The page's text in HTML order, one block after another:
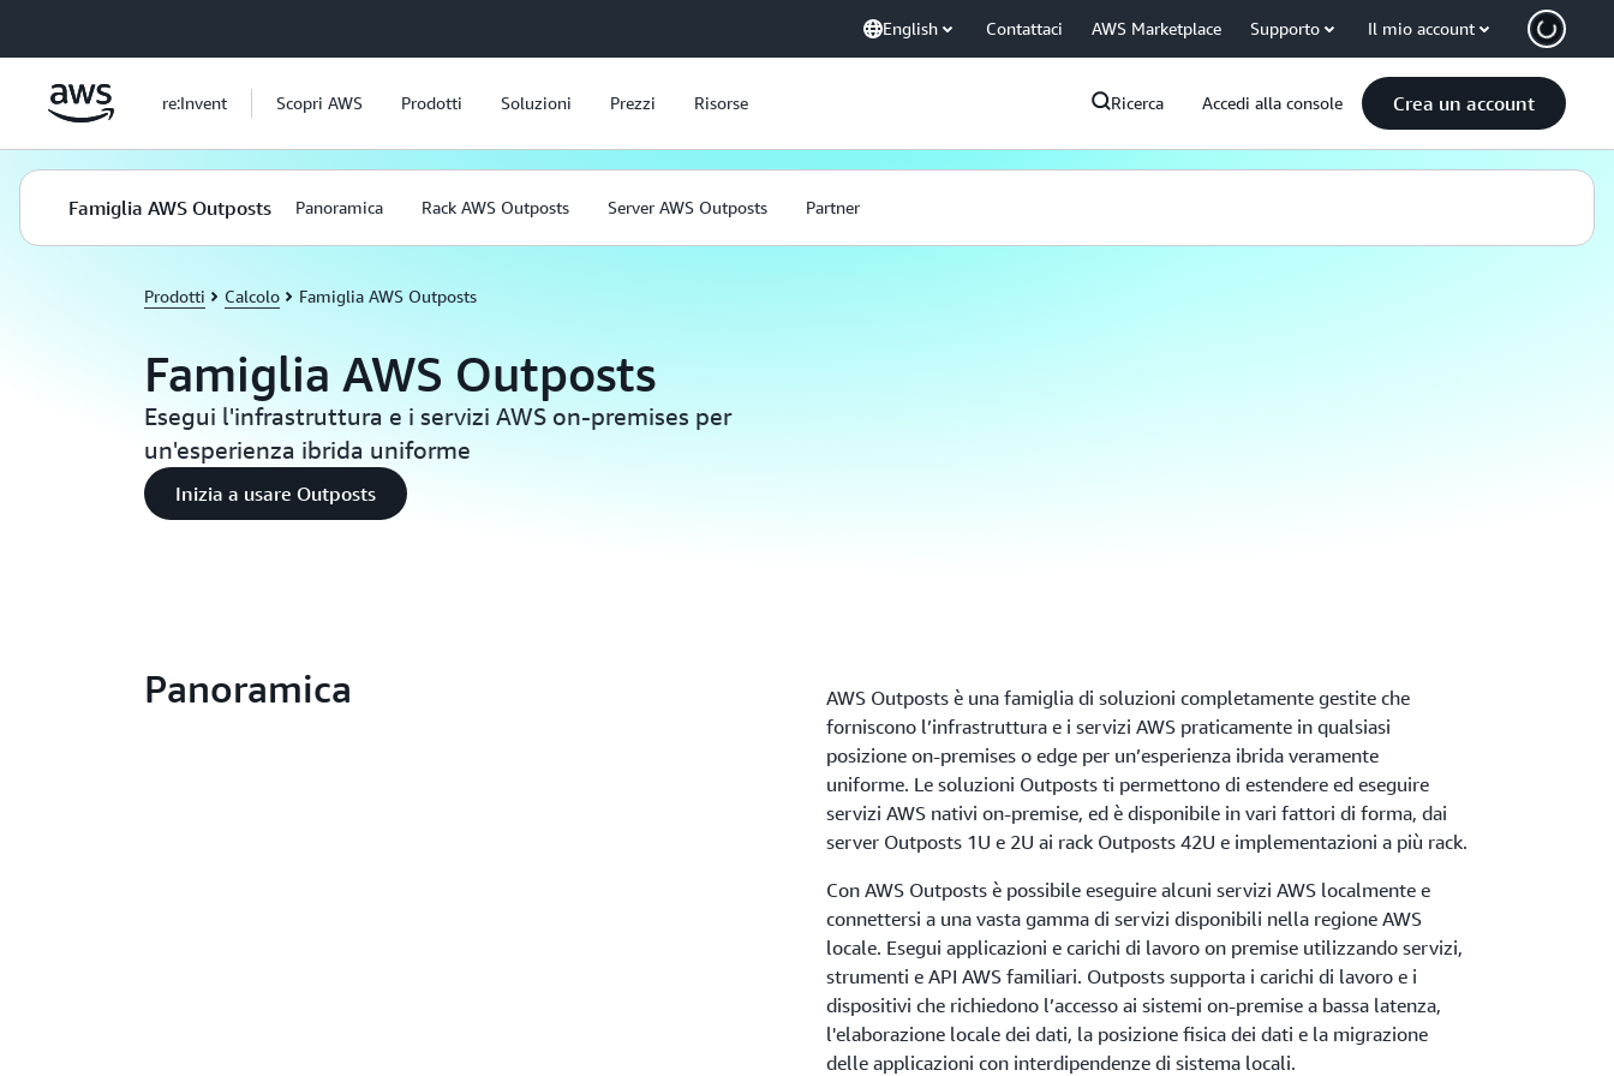
English Contattaci AWS Marketplace Supporto Il mio account
re:Invent Scopri AWS Prodotti Soluzioni Prezzi Risorse Ricerca Accedi alla console Crea un account
Famiglia AWS Outposts Panoramica Rack AWS Outposts Server AWS Outposts Partner
Prodotti Calcolo Famiglia AWS Outposts
Famiglia AWS Outposts
Esegui l'infrastruttura e i servizi AWS on-premises per
un'esperienza ibrida uniforme
Inizia a usare Outposts
Panoramica
AWS Outposts è una famiglia di soluzioni completamente gestite che
forniscono l’infrastruttura e i servizi AWS praticamente in qualsiasi
posizione on-premises o edge per un’esperienza ibrida veramente
uniforme. Le soluzioni Outposts ti permettono di estendere ed eseguire
servizi AWS nativi on-premise, ed è disponibile in vari fattori di forma, dai
server Outposts 1U e 2U ai rack Outposts 42U e implementazioni a più rack.
Con AWS Outposts è possibile eseguire alcuni servizi AWS localmente e
connettersi a una vasta gamma di servizi disponibili nella regione AWS
locale. Esegui applicazioni e carichi di lavoro on premise utilizzando servizi,
strumenti e API AWS familiari. Outposts supporta i carichi di lavoro e i
dispositivi che richiedono l’accesso ai sistemi on-premise a bassa latenza,
l'elaborazione locale dei dati, la posizione fisica dei dati e la migrazione
delle applicazioni con interdipendenze di sistema locali.